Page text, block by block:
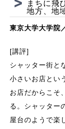
まちに飛
地方、地
東京大学大学院
[講評]
シャッター街と
小さいお店とい
お店だからこそ
る。シャッター
屋台のようで楽